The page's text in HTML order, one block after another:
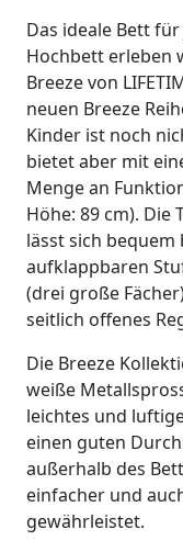
Das ideale Bett
Hochbett erleben
Breeze von
neuen Breeze
Kinder ist noch
bietet aber mit
Menge an
Höhe: 89 cm).
lässt sich bequem
aufklappbaren
(drei große
seitlich offenes
Die Breeze
weiße
leichtes und
einen guten
außerhalb des
einfacher und
gewährleistet.